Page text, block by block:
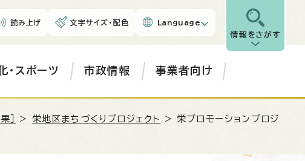
読み上げ 文字サイズ・配色 Language
情報をさがす
・スポーツ 市政情報 事業者向け
］ > 栄地区まちづくりプロジェクト
> 栄プロモーションプロジ